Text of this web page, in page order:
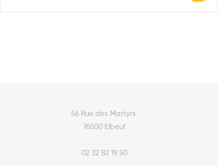
56 Rue des Martyrs
76500 Elbeuf
02 32 82 19 50